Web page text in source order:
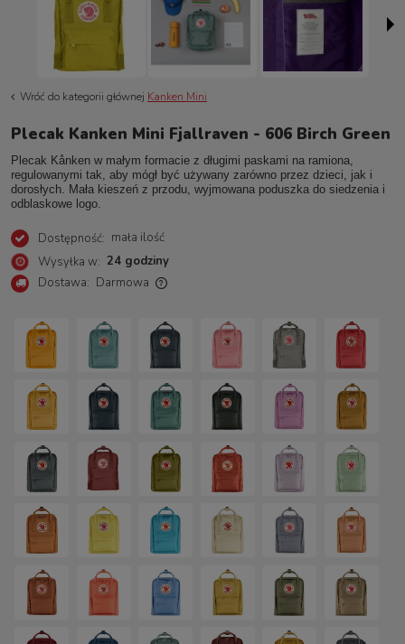
Wróć do kategorii głównej Kanken Mini
Plecak Kanken Mini Fjallraven - 606 Birch Green
Plecak Kånken w małym formacie z długimi paskami na ramiona,
regulowanymi tak, aby mógł być używany zarówno przez dzieci, jak i
dorosłych. Mała kieszeń z przodu, wyjmowana poduszka do siedzenia i
odblaskowe logo.
Dostępność: mała ilość
Wysyłka w: 24 godziny
Dostawa: Darmowa